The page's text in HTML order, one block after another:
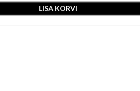
LISA KORVI